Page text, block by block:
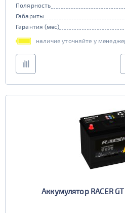
Полярность
Габариты
Гарантия (мес)
наличие уточняйте у
Аккумулятор RACER